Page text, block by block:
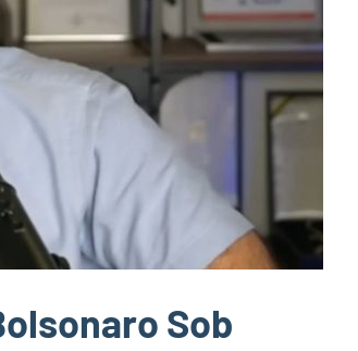
Sob